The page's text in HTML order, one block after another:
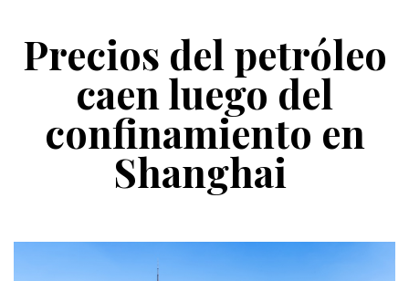
Precios del petróleo
caen luego del
confinamiento en
Shanghai